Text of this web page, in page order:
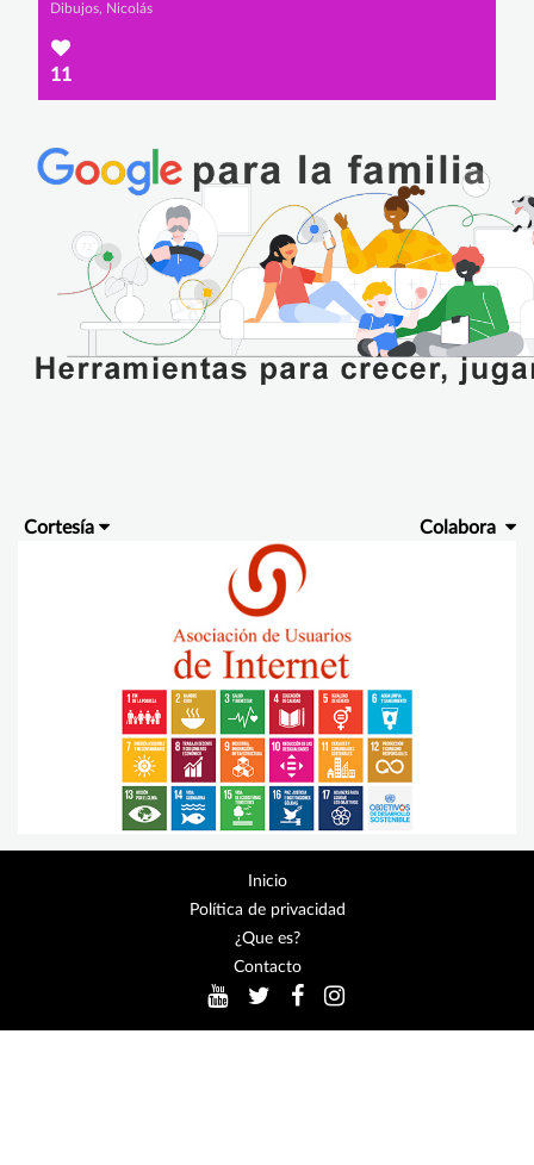
Dibujos, Nicolás
11
Cortesía Colabora
Inicio
Política de privacidad
¿Que es?
Contacto